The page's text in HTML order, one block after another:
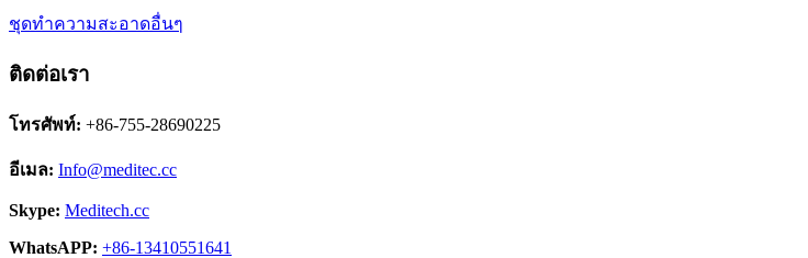
ชุดทำความสะอาดอื่นๆ
ติดต่อเรา
โทรศัพท์: +86-755-28690225
อีเมล: Info@meditec.cc
Skype: Meditech.cc
WhatsAPP: +86-13410551641